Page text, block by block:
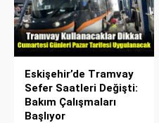
Eskişehir’de Tramvay
Sefer Saatleri Değişti:
Bakım Çalışmaları
Başlıyor